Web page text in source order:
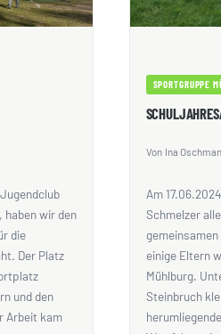
haben wir den
die
Der Platz
und den
Arbeit kam
SPORTGRUPPE
Von Ina
Am
Schmelzer
einige Eltern
Mühlburg.
Steinbruch